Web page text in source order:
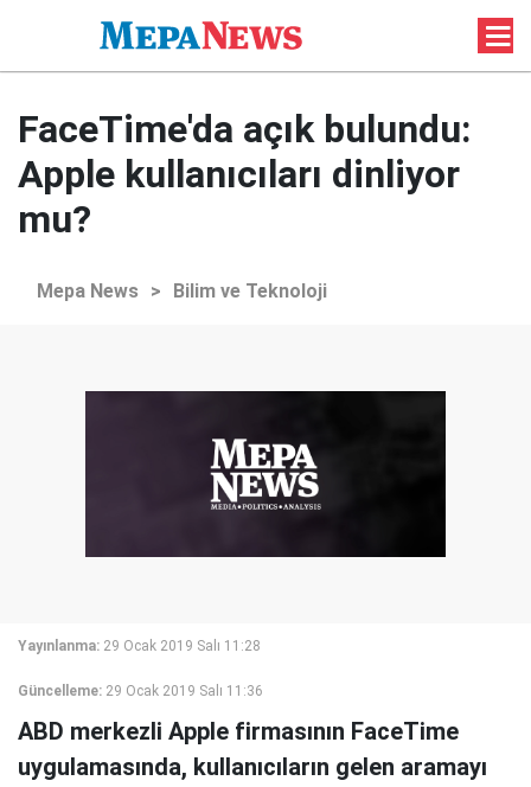
FaceTime'da açık bulundu:
Apple kullanıcıları dinliyor
mu?
Mepa News > Bilim ve Teknoloji
Yayınlanma: 29 Ocak 2019 Salı 11:28
Güncelleme: 29 Ocak 2019 Salı 11:36
ABD merkezli Apple firmasının FaceTime
uygulamasında, kullanıcıların gelen aramayı